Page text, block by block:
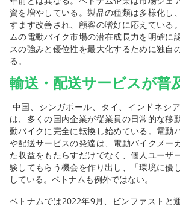
資を増やしている。製品の種類は多様化し
すます改善され、顧客の嗜好に応えている
ムの電動バイク市場の潜在成長力を明確に
スの強みと優位性を最大化するために独自
る。
輸送・配送サービスが普
中国、シンガポール、タイ、インドネシ
は、多くの国内企業が従業員の日常的な移
動バイクに完全に転換し始めている。電動
や配送サービスの発達は、電動バイクメー
た収益をもたらすだけでなく、個人ユーザ
験してもらう機会を作り出し、「環境に優
している。ベトナムも例外ではない。
ベトナムでは2022年9月、ビンファストと